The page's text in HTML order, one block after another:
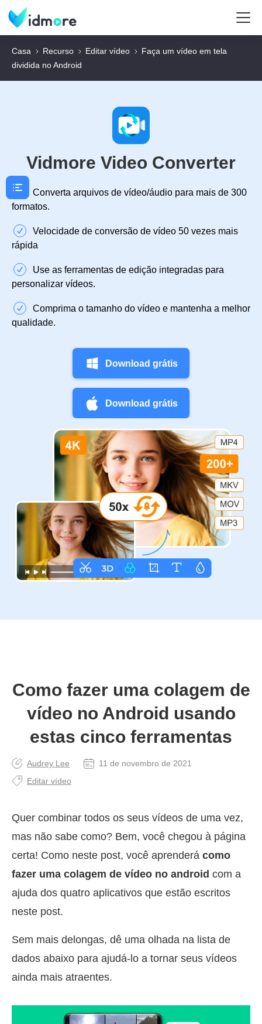
Casa Recurso Editar vídeo
Faça um vídeo em tela
dividida no Android
Vidmore Video Converter
Converta arquivos de vídeo/áudio para mais de 300
formatos.
Velocidade de conversão de vídeo 50 vezes mais
rápida
Use as ferramentas de edição integradas para
personalizar vídeos.
Comprima o tamanho do vídeo e mantenha a melhor
qualidade.
Download grátis
Download grátis
Como fazer uma colagem de
vídeo no Android usando
estas cinco ferramentas
Audrey Lee
11 de novembro de 2021
Editar vídeo
Quer combinar todos os seus vídeos de uma vez,
mas não sabe como? Bem, você chegou à página
certa! Como neste post, você aprenderá como
fazer uma colagem de vídeo no android com a
ajuda dos quatro aplicativos que estão escritos
neste post.
Sem mais delongas, dê uma olhada na lista de
dados abaixo para ajudá-lo a tornar seus vídeos
ainda mais atraentes.